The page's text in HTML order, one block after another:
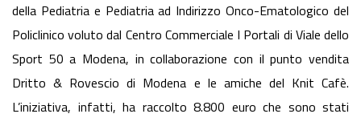
della Pediatria e Pediatria ad Indirizzo Onco-Ematologico del
Policlinico voluto dal Centro Commerciale I Portali di Viale dello
Sport 50 a Modena, in collaborazione con il punto vendita
Dritto & Rovescio di Modena e le amiche del Knit Cafè.
L’iniziativa, infatti, ha raccolto 8.800 euro che sono stati